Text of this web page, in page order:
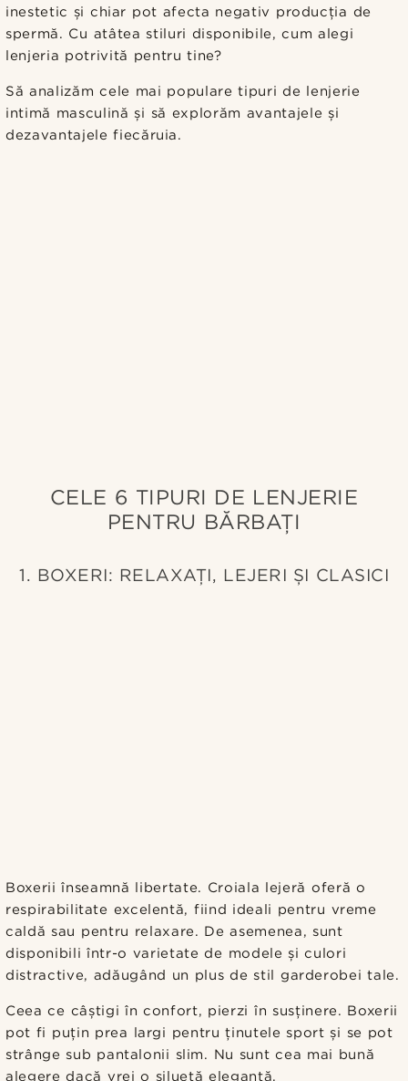
inestetic și chiar pot afecta negativ producția de
spermă. Cu atâtea stiluri disponibile, cum alegi
lenjeria potrivită pentru tine?
Să analizăm cele mai populare tipuri de lenjerie
intimă masculină și să explorăm avantajele și
dezavantajele fiecăruia.
CELE 6 TIPURI DE LENJERIE
PENTRU BĂRBAȚI
1. BOXERI: RELAXAȚI, LEJERI ȘI CLASICI
Boxerii înseamnă libertate. Croiala lejeră oferă o
respirabilitate excelentă, fiind ideali pentru vreme
caldă sau pentru relaxare. De asemenea, sunt
disponibili într-o varietate de modele și culori
distractive, adăugând un plus de stil garderobei tale.
Ceea ce câștigi în confort, pierzi în susținere. Boxerii
pot fi puțin prea largi pentru ținutele sport și se pot
strânge sub pantalonii slim. Nu sunt cea mai bună
alegere dacă vrei o siluetă elegantă.